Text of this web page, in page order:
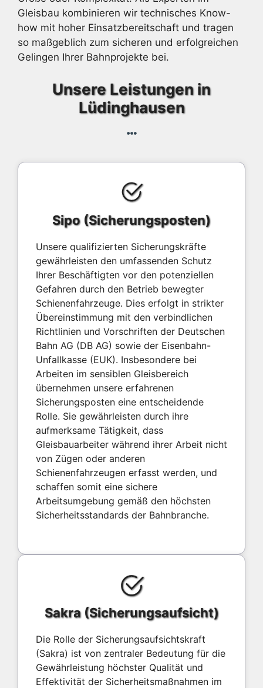
Gleisbau kombinieren wir technisches Know-
how mit hoher Einsatzbereitschaft und tragen
so maßgeblich zum sicheren und erfolgreichen
Gelingen Ihrer Bahnprojekte bei.
Unsere Leistungen in
Lüdinghausen
Sipo (Sicherungsposten)
Unsere qualifizierten Sicherungskräfte
gewährleisten den umfassenden Schutz
Ihrer Beschäftigten vor den potenziellen
Gefahren durch den Betrieb bewegter
Schienenfahrzeuge. Dies erfolgt in strikter
Übereinstimmung mit den verbindlichen
Richtlinien und Vorschriften der Deutschen
Bahn AG (DB AG) sowie der Eisenbahn-
Unfallkasse (EUK). Insbesondere bei
Arbeiten im sensiblen Gleisbereich
übernehmen unsere erfahrenen
Sicherungsposten eine entscheidende
Rolle. Sie gewährleisten durch ihre
aufmerksame Tätigkeit, dass
Gleisbauarbeiter während ihrer Arbeit nicht
von Zügen oder anderen
Schienenfahrzeugen erfasst werden, und
schaffen somit eine sichere
Arbeitsumgebung gemäß den höchsten
Sicherheitsstandards der Bahnbranche.
Sakra (Sicherungsaufsicht)
Die Rolle der Sicherungsaufsichtskraft
(Sakra) ist von zentraler Bedeutung für die
Gewährleistung höchster Qualität und
Effektivität der Sicherheitsmaßnahmen im